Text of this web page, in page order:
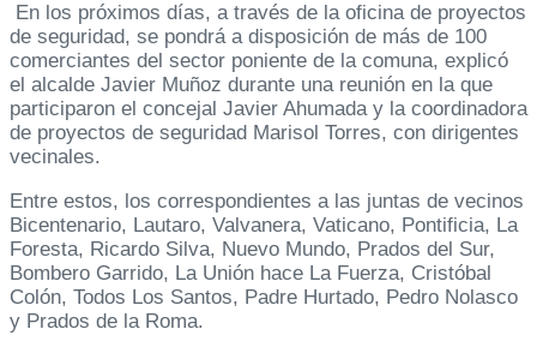
En los próximos días, a través de la oficina de proyectos
de seguridad, se pondrá a disposición de más de 100
comerciantes del sector poniente de la comuna, explicó
el alcalde Javier Muñoz durante una reunión en la que
participaron el concejal Javier Ahumada y la coordinadora
de proyectos de seguridad Marisol Torres, con dirigentes
vecinales.
Entre estos, los correspondientes a las juntas de vecinos
Bicentenario, Lautaro, Valvanera, Vaticano, Pontificia, La
Foresta, Ricardo Silva, Nuevo Mundo, Prados del Sur,
Bombero Garrido, La Unión hace La Fuerza, Cristóbal
Colón, Todos Los Santos, Padre Hurtado, Pedro Nolasco
y Prados de la Roma.